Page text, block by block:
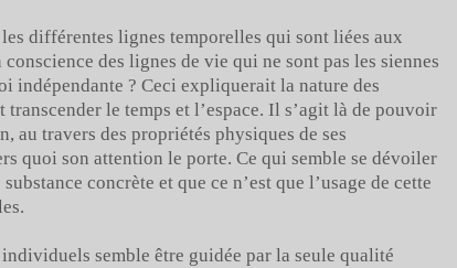
différentes lignes temporelles qui sont liées aux
des lignes de vie qui ne sont pas les siennes
indépendante ? Ceci expliquerait la nature des
le temps et l’espace. Il s’agit là de pouvoir
au travers des propriétés physiques de ses
quoi son attention le porte. Ce qui semble se dévoiler
concrète et que ce n’est que l’usage de cette
semble être guidée par la seule qualité